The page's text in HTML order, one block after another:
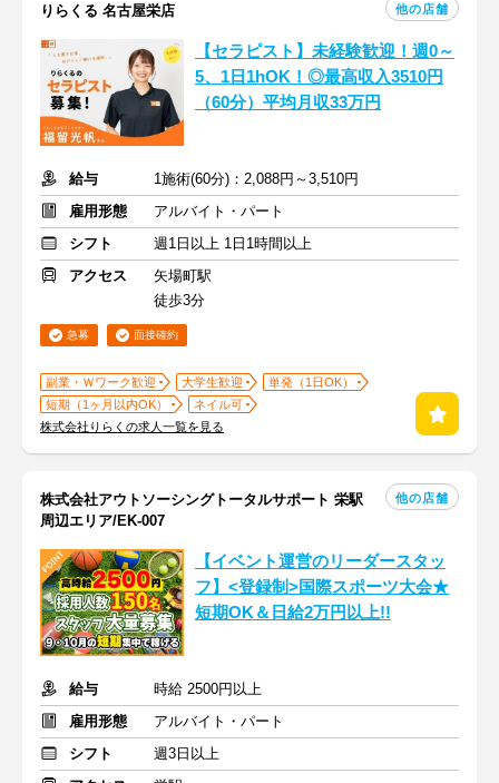
りらくる 名古屋栄店 他の店舗
【セラピスト】未経験歓迎！週0～
5、1日1hOK！◎最高収入3510円
（60分）平均月収33万円
給与
1施術(60分)：2,088円～3,510円
雇用形態
アルバイト・パート
シフト
週1日以上 1日1時間以上
アクセス
矢場町駅
徒歩3分
急募 面接確約
副業・Ｗワーク歓迎 大学生歓迎
単発（1日OK）
短期（1ヶ月以内OK）
ネイル可
株式会社りらくの求人一覧を見る
株式会社アウトソーシングトータルサポート 栄駅
周辺エリア/EK-007
他の店舗
【イベント運営のリーダースタッ
フ】<登録制>国際スポーツ大会★
短期OK＆日給2万円以上!!
給与
時給 2500円以上
雇用形態
アルバイト・パート
シフト
週3日以上